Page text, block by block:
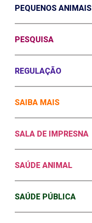
PEQUENOS ANIMAIS
PESQUISA
REGULAÇÃO
SAIBA MAIS
SALA DE IMPRESNA
SAÚDE ANIMAL
SAÚDE PÚBLICA